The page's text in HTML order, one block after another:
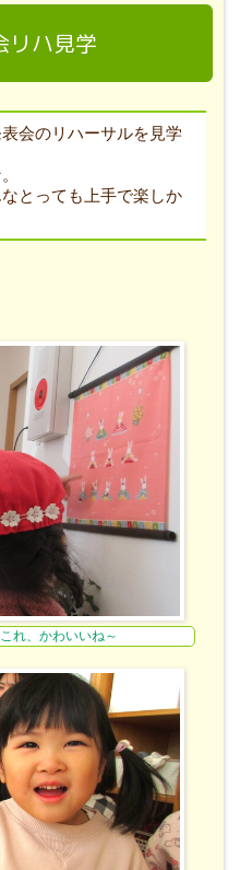
リハ見学
会のリハーサルを見学
とっても上手で楽しか
れ、かわいいね～